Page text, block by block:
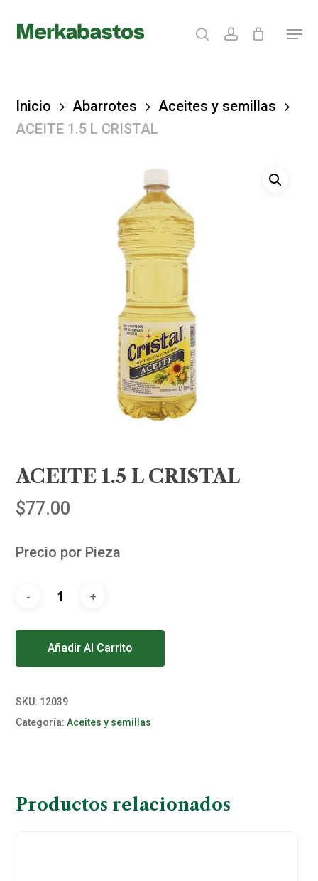
searchaccount Menu
Inicio Abarrotes
Aceites y semillas
ACEITE 1.5 L CRISTAL
ACEITE 1.5 L CRISTAL
$77.00
Precio por Pieza
Añadir Al Carrito
SKU: 12039
Categoría:Aceites y semillas
Productos relacionados
Close